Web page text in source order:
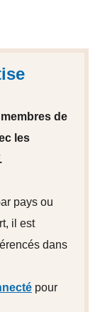
de
les
pays ou
il est
dans
pour